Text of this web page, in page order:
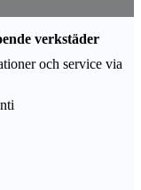
verkstäder
och service via